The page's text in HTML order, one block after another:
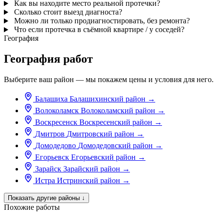
Как вы находите место реальной протечки?
Сколько стоит выезд диагноста?
Можно ли только продиагностировать, без ремонта?
Что если протечка в съёмной квартире / у соседей?
География
География работ
Выберите ваш район — мы покажем цены и условия для него.
Балашиха Балашихинский район →
Волоколамск Волоколамский район →
Воскресенск Воскресенский район →
Дмитров Дмитровский район →
Домодедово Домодедовский район →
Егорьевск Егорьевский район →
Зарайск Зарайский район →
Истра Истринский район →
Показать другие районы ↓
Похожие работы